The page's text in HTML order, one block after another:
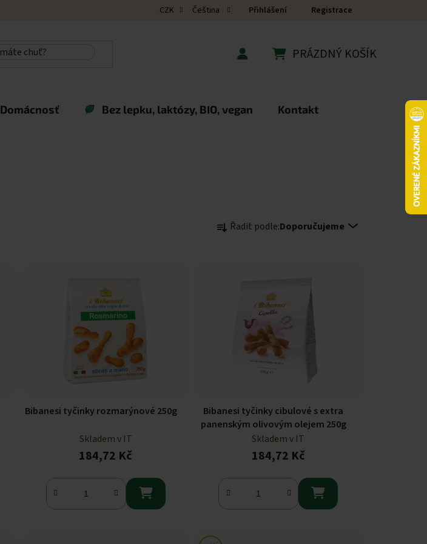
CZK Čeština Přihlášení Registrace
PRÁZDNÝ KOŠÍK
Domácnosť Bez lepku, laktózy, BIO, vegan Kontakt
Řazení produktů
Řadit podle:Doporučujeme
Bibanesi tyčinky rozmarýnové 250g
Skladem v IT
184,72 Kč

Bibanesi tyčinky cibulové s extra
panenským olivovým olejem 250g
Skladem v IT
184,72 Kč
